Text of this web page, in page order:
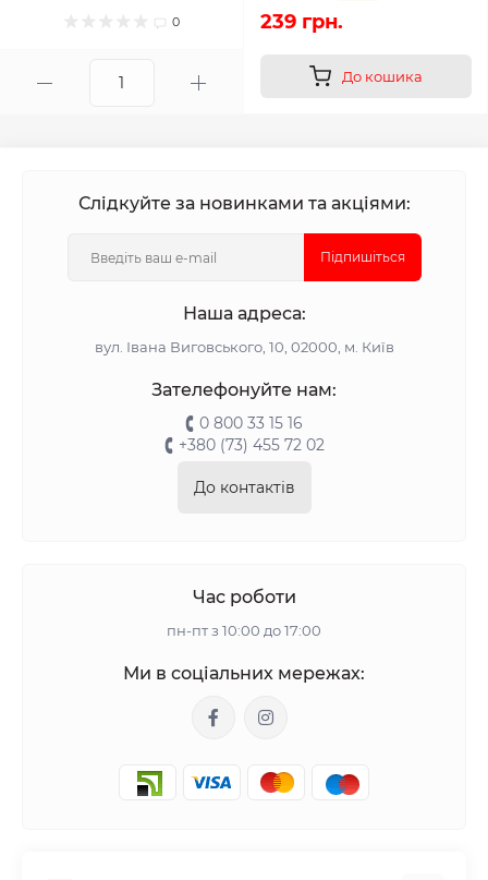
0 239 грн.
До кошика
Слідкуйте за новинками та акціями:
Підпишіться
Наша адреса:
вул. Івана Виговського, 10, 02000, м. Київ
Зателефонуйте нам:
0 800 33 15 16
+380 (73) 455 72 02
До контактів
Час роботи
пн-пт з 10:00 до 17:00
Ми в соціальних мережах: